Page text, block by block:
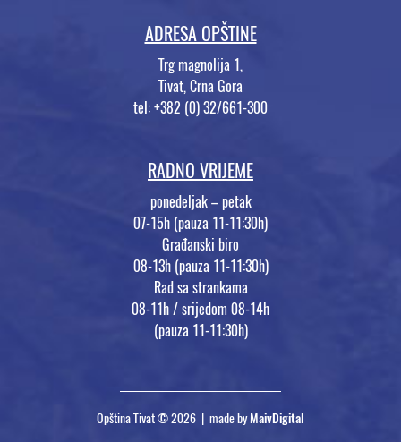
ADRESA OPŠTINE
Trg magnolija 1,
Tivat, Crna Gora
tel: +382 (0) 32/661-300
RADNO VRIJEME
ponedeljak – petak
07-15h (pauza 11-11:30h)
Građanski biro
08-13h (pauza 11-11:30h)
Rad sa strankama
08-11h / srijedom 08-14h
(pauza 11-11:30h)
Opština Tivat © 2026 | made byMaivDigital